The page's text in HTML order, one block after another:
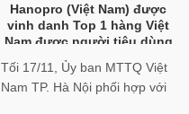
Hanopro (Việt Nam) được
vinh danh Top 1 hàng Việt
Nam được người tiêu dùng
yêu thích
Tối 17/11, Ủy ban MTTQ Việt
Nam TP. Hà Nội phối hợp với